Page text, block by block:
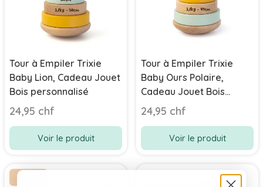
Tour à Empiler Trixie
Baby Lion, Cadeau Jouet
Bois personnalisé
24,95 chf
Voir le produit
Tour à Empiler Trixie
Baby Ours Polaire,
Cadeau Jouet Bois
personnalisé
24,95 chf
Voir le produit